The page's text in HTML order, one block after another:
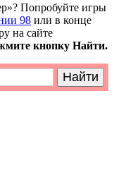
Попробуйте игры
98 или в конце
на сайте
кнопку Найти.